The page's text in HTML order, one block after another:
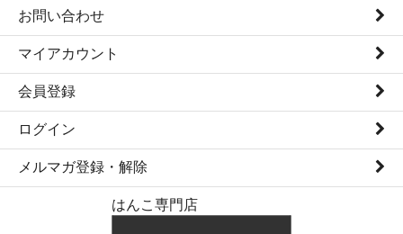
お問い合わせ
マイアカウント
会員登録
ログイン
メルマガ登録・解除
はんこ専門店